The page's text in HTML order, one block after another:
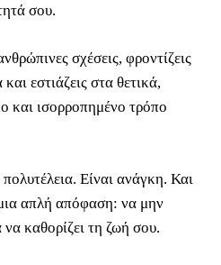
σου.
σχέσεις, φροντίζεις
εστιάζεις στα θετικά,
και ισορροπημένο τρόπο
Είναι ανάγκη. Και
απλή απόφαση: να μην
καθορίζει τη ζωή σου.